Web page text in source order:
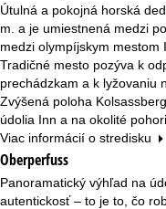
Útulná a pokojná horská
m. a je umiestnená medzi
medzi olympíjskym mestom
Tradičné mesto pozýva k
prechádzkam a k lyžovaniu
Zvýšená poloha
údolia Inn a na okolité
Viac informácií o stredisku
Oberperfuss
Panoramatický výhľad na
autentickosť – to je to, čo